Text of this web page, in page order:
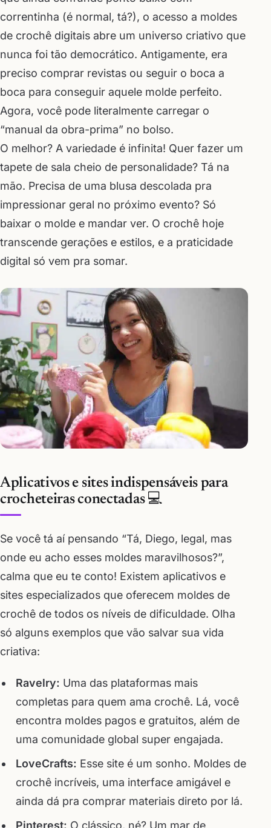
correntinha (é normal, tá?), o acesso a moldes
de crochê digitais abre um universo criativo que
nunca foi tão democrático. Antigamente, era
preciso comprar revistas ou seguir o boca a
boca para conseguir aquele molde perfeito.
Agora, você pode literalmente carregar o
“manual da obra-prima” no bolso.
O melhor? A variedade é infinita! Quer fazer um
tapete de sala cheio de personalidade? Tá na
mão. Precisa de uma blusa descolada pra
impressionar geral no próximo evento? Só
baixar o molde e mandar ver. O crochê hoje
transcende gerações e estilos, e a praticidade
digital só vem pra somar.
Aplicativos e sites indispensáveis para
crocheteiras conectadas 💻
Se você tá aí pensando “Tá, Diego, legal, mas
onde eu acho esses moldes maravilhosos?”,
calma que eu te conto! Existem aplicativos e
sites especializados que oferecem moldes de
crochê de todos os níveis de dificuldade. Olha
só alguns exemplos que vão salvar sua vida
criativa:
Ravelry: Uma das plataformas mais
completas para quem ama crochê. Lá, você
encontra moldes pagos e gratuitos, além de
uma comunidade global super engajada.
LoveCrafts: Esse site é um sonho. Moldes de
crochê incríveis, uma interface amigável e
ainda dá pra comprar materiais direto por lá.
Pinterest: O clássico, né? Um mar de